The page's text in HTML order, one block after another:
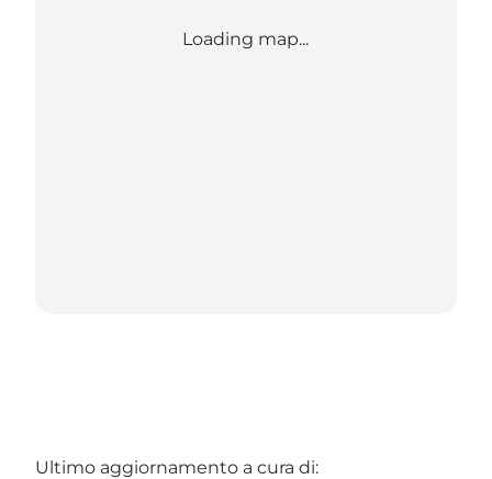
Loading map...
Ultimo aggiornamento a cura di: